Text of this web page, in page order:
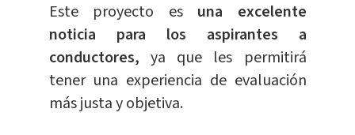
Este proyecto es una excelente
noticia para los aspirantes a
conductores, ya que les permitirá
tener una experiencia de evaluación
más justa y objetiva.